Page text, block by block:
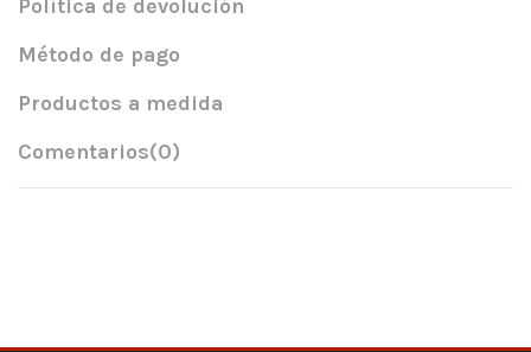
Política de devolución
Método de pago
Productos a medida
Comentarios(0)